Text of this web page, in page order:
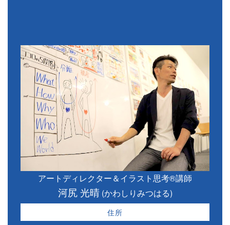
アートディレクター＆イラスト思考®講師
河尻 光晴(かわしりみつはる)
住所